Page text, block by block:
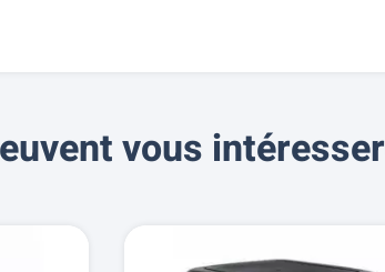
vous intéresser